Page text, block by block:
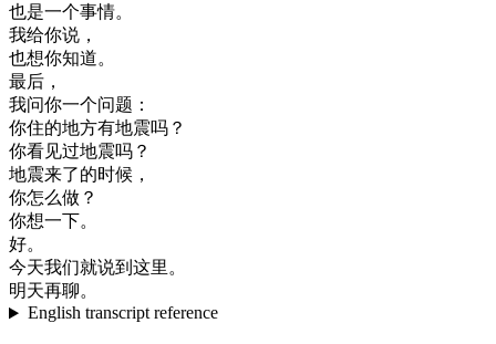
也是一个事情。
我给你说 ，
也想你知道。
最后 ，
我问你一个问题 ：
你住的地方有地震吗 ？
你看见过地震吗 ？
地震来了的时候 ，
你怎么做 ？
你想一下。
好。
今天我们就说到 这里。
明天再聊。
English transcript reference